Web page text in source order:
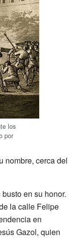
los
por
nombre, cerca del
en su honor.
la calle Felipe
en
Gazol, quien